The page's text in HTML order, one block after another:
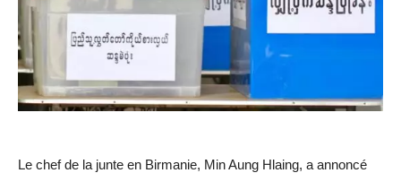
Le chef de la junte en Birmanie, Min Aung Hlaing, a annoncé